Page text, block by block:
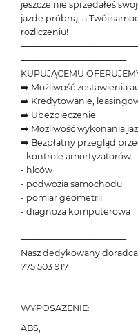
jeszcze nie sprzedałeś
jazdę próbną, a Twój
rozliczeniu!
─────────────────
KUPUJĄCEMU
➡️ Możliwość zostawienia
➡️ Kredytowanie,
➡️ Ubezpieczenie
➡️ Możliwość wykonania
➡️ Bezpłatny przegląd
- kontrolę amortyzatorów
- hlców
- podwozia samochodu
- pomiar geometrii
- diagnoza komputerowa
─────────────────
Nasz dedykowany
775 503 917
─────────────────
WYPOSAŻENIE:
ABS,